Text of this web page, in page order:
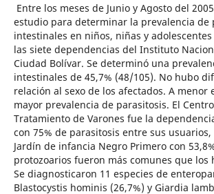
Entre los meses de Junio y Agosto del
estudio para determinar la prevalencia de
intestinales en niños, niñas y
las siete dependencias del Instituto
Ciudad Bolívar. Se determinó una
intestinales de 45,7% (48/105). No hubo
relación al sexo de los afectados. A menor
mayor prevalencia de parasitosis. El
Tratamiento de Varones fue la
con 75% de parasitosis entre sus
Jardín de infancia Negro Primero con
protozoarios fueron más comunes que los
Se diagnosticaron 11 especies de
Blastocystis hominis (26,7%) y Giardia